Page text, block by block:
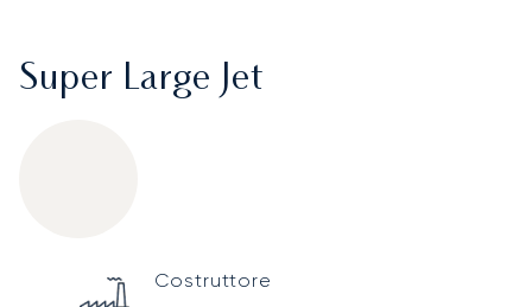
Super Large Jet
Technical specifications
Costruttore